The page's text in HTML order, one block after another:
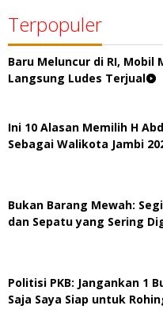
Terpopuler
Baru Meluncur di RI, Mobil
Langsung Ludes Terjual
Ini 10 Alasan Memilih H
Sebagai Walikota Jambi
Bukan Barang Mewah:
dan Sepatu yang Sering
Politisi PKB: Jangankan 1
Saja Saya Siap untuk